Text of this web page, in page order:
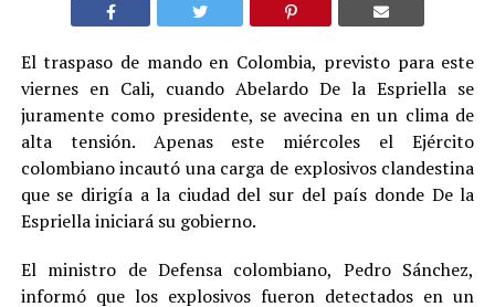
El traspaso de mando en Colombia, previsto para este
viernes en Cali, cuando Abelardo De la Espriella se
juramente como presidente, se avecina en un clima de
alta tensión. Apenas este miércoles el Ejército
colombiano incautó una carga de explosivos clandestina
que se dirigía a la ciudad del sur del país donde De la
Espriella iniciará su gobierno.
El ministro de Defensa colombiano, Pedro Sánchez,
informó que los explosivos fueron detectados en un